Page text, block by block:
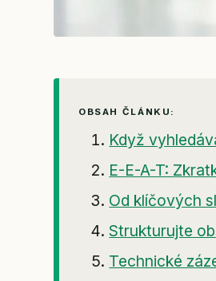
OBSAH ČLÁNKU:
Když
E-E-A-T:
Od klíčových
Strukturujte
Technické